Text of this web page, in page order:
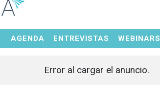
AGENDA ENTREVISTAS WEBINARS
Error al cargar el anuncio.